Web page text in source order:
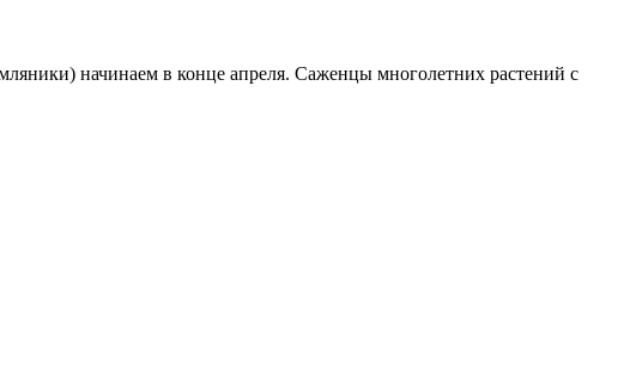
начинаем в конце апреля. Саженцы многолетних растений с